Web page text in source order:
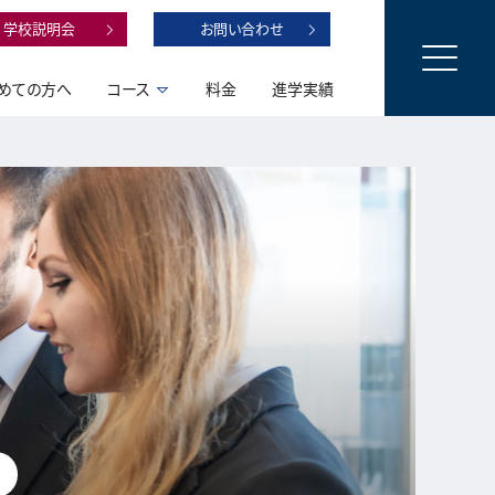
学校説明会 お問い合わせ
ての方へ コース 料金 進学実績